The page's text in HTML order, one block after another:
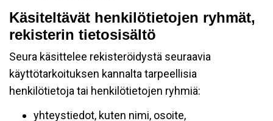
Käsiteltävät henkilötietojen ryhmät,
rekisterin tietosisältö
Seura käsittelee rekisteröidystä seuraavia
käyttötarkoituksen kannalta tarpeellisia
henkilötietoja tai henkilötietojen ryhmiä:
yhteystiedot, kuten nimi, osoite,